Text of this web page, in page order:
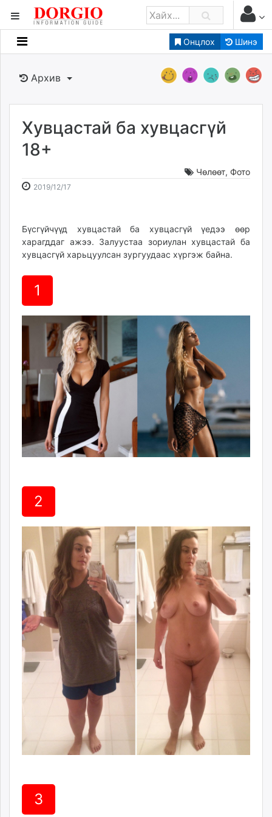
Онцлох Шинэ
Мэдээллийн
Банк санхүү
Бизнес ААН
Төрийн
Нийслэлийн
Gogo.mn
zindaa.mn
Baabar.mn
mnb.mn
Eguur.mn
24tsag.mn
shuud.mn
eagle.mn
ergelt.mn
zarig.mn
today.mn
mminfo.mn
unen.mn
asu.mn
shudarga.mn
shuurhai.mn
unuudur.mn
isee.mn
mglradio.com
fact.mn
itoim.mn
tumen.mn
shuum.mn
times.mn
tvmongolia.mn
toim.mn
tac.mn
unread.today
Архив
Хувцастай ба хувцасгүй
18+
Чөлөөт, Фото
2019/12/17
16:54:24
00:30:27
Бүсгүйчүүд хувцастай ба хувцасгүй үедээ өөр
харагддаг ажээ. Залуустаа зориулан хувцастай ба
хувцасгүй харьцуулсан зургуудаас хүргэж байна.
1
2
3